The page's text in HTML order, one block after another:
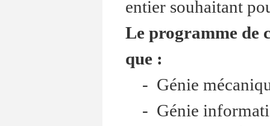
entier souhaitant
Le programme de
que :
- Génie
- Génie